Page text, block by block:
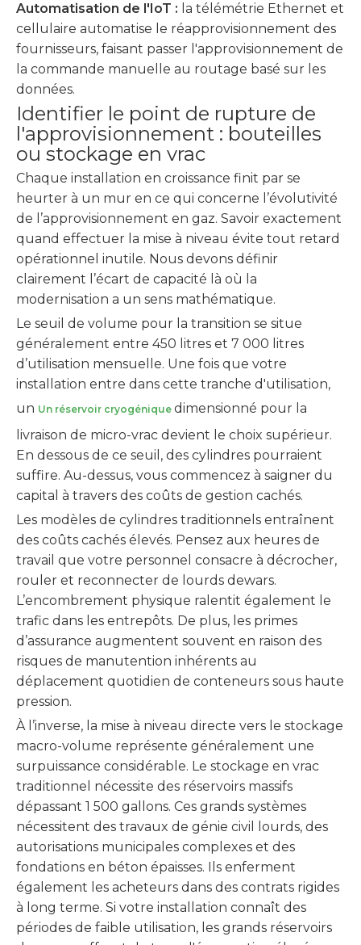
Automatisation de l'IoT : la télémétrie Ethernet et
cellulaire automatise le réapprovisionnement des
fournisseurs, faisant passer l'approvisionnement de
la commande manuelle au routage basé sur les
données.
Identifier le point de rupture de
l'approvisionnement : bouteilles
ou stockage en vrac
Chaque installation en croissance finit par se
heurter à un mur en ce qui concerne l’évolutivité
de l’approvisionnement en gaz. Savoir exactement
quand effectuer la mise à niveau évite tout retard
opérationnel inutile. Nous devons définir
clairement l’écart de capacité là où la
modernisation a un sens mathématique.
Le seuil de volume pour la transition se situe
généralement entre 450 litres et 7 000 litres
d’utilisation mensuelle. Une fois que votre
installation entre dans cette tranche d'utilisation,
un Un réservoir cryogénique dimensionné pour la
livraison de micro-vrac devient le choix supérieur.
En dessous de ce seuil, des cylindres pourraient
suffire. Au-dessus, vous commencez à saigner du
capital à travers des coûts de gestion cachés.
Les modèles de cylindres traditionnels entraînent
des coûts cachés élevés. Pensez aux heures de
travail que votre personnel consacre à décrocher,
rouler et reconnecter de lourds dewars.
L’encombrement physique ralentit également le
trafic dans les entrepôts. De plus, les primes
d’assurance augmentent souvent en raison des
risques de manutention inhérents au
déplacement quotidien de conteneurs sous haute
pression.
À l’inverse, la mise à niveau directe vers le stockage
macro-volume représente généralement une
surpuissance considérable. Le stockage en vrac
traditionnel nécessite des réservoirs massifs
dépassant 1 500 gallons. Ces grands systèmes
nécessitent des travaux de génie civil lourds, des
autorisations municipales complexes et des
fondations en béton épaisses. Ils enferment
également les acheteurs dans des contrats rigides
à long terme. Si votre installation connaît des
périodes de faible utilisation, les grands réservoirs